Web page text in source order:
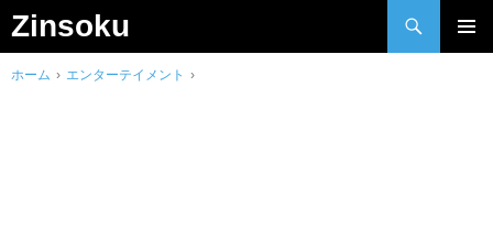
Zinsoku
検
索
to
ホーム › エンターテイメント ›